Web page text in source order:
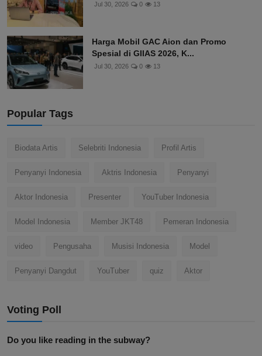
Jul 30, 2026 0 13
Harga Mobil GAC Aion dan Promo
Spesial di GIIAS 2026, K...
Jul 30, 2026 0 13
Popular Tags
Biodata Artis Selebriti Indonesia Profil Artis
Penyanyi Indonesia Aktris Indonesia Penyanyi
Aktor Indonesia Presenter YouTuber Indonesia
Model Indonesia Member JKT48 Pemeran Indonesia
video Pengusaha Musisi Indonesia Model
Penyanyi Dangdut YouTuber quiz Aktor
Voting Poll
Do you like reading in the subway?